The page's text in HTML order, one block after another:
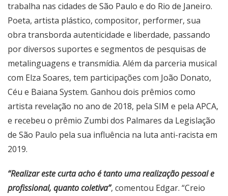
trabalha nas cidades de São Paulo e do Rio de Janeiro.
Poeta, artista plástico, compositor, performer, sua
obra transborda autenticidade e liberdade, passando
por diversos suportes e segmentos de pesquisas de
metalinguagens e transmídia. Além da parceria musical
com Elza Soares, tem participações com João Donato,
Céu e Baiana System. Ganhou dois prêmios como
artista revelação no ano de 2018, pela SIM e pela APCA,
e recebeu o prêmio Zumbi dos Palmares da Legislação
de São Paulo pela sua influência na luta anti-racista em
2019.
“Realizar este curta acho é tanto uma realização pessoal e
profissional, quanto coletiva”, comentou Edgar. “Creio